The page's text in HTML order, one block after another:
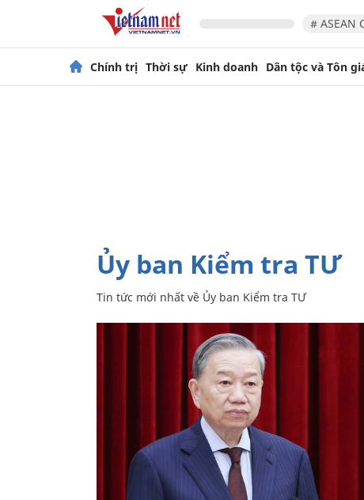
# ASEAN
Chính trị Thời sự Kinh doanh Dân tộc và Tôn
Ủy ban Kiểm tra TƯ
Tin tức mới nhất về Ủy ban Kiểm tra TƯ